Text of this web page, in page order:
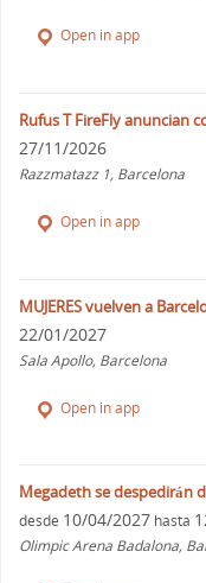
Open in app
Rufus T FireFly anuncian
27/11/2026
Razzmatazz 1, Barcelona
Open in app
MUJERES vuelven a
22/01/2027
Sala Apollo, Barcelona
Open in app
Megadeth se despedirán
desde 10/04/2027 hasta
Olimpic Arena Badalona,